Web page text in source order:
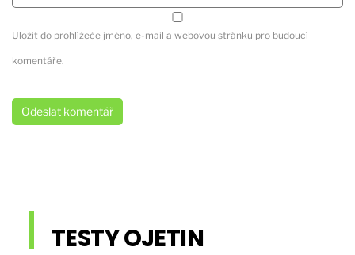
Uložit do prohlížeče jméno, e-mail a webovou stránku pro budoucí
komentáře.
TESTY OJETIN